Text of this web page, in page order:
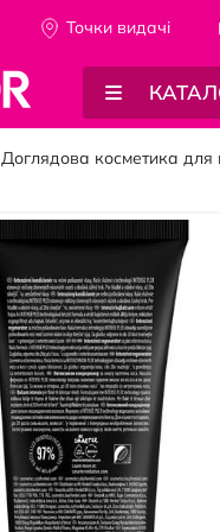
Точки видачi
Доглядова косметика для